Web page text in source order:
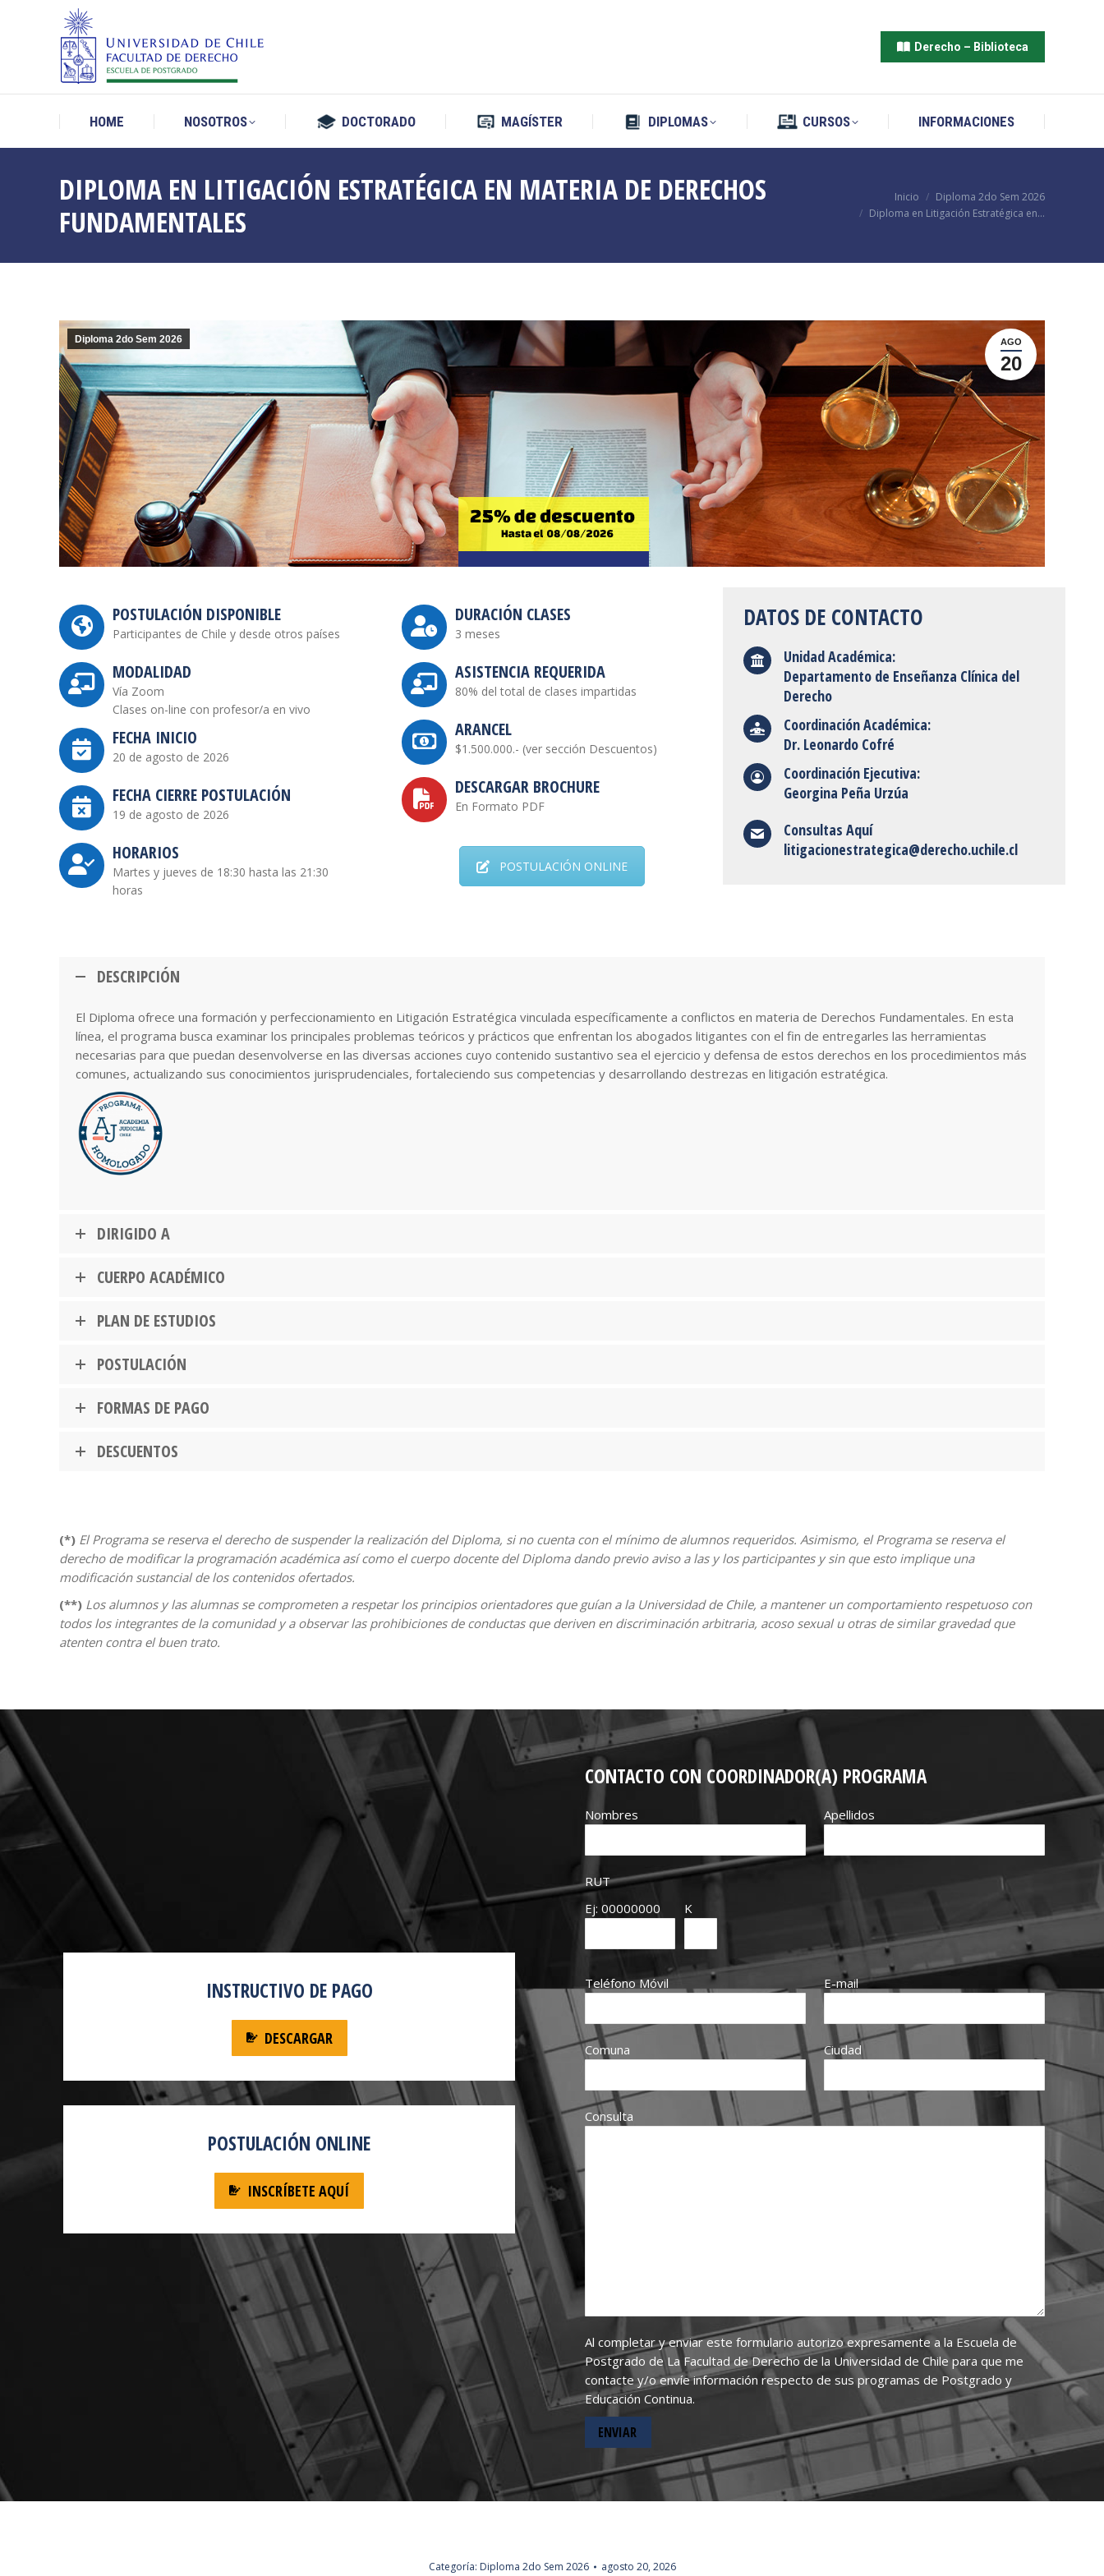
Derecho – Biblioteca
HOME NOSOTROS DOCTORADO MAGÍSTER DIPLOMAS CURSOS INFORMACIONES
DIPLOMA EN LITIGACIÓN ESTRATÉGICA EN MATERIA DE DERECHOS
FUNDAMENTALES
Inicio
Diploma 2do Sem 2026
Diploma en Litigación Estratégica en…
AGO
20
Diploma 2do Sem 2026
POSTULACIÓN DISPONIBLE
Participantes de Chile y desde otros países
MODALIDAD
Vía Zoom
Clases on-line con profesor/a en vivo
FECHA INICIO
20 de agosto de 2026
FECHA CIERRE POSTULACIÓN
19 de agosto de 2026
HORARIOS
Martes y jueves de 18:30 hasta las 21:30
horas
DURACIÓN CLASES
3 meses
ASISTENCIA REQUERIDA
80% del total de clases impartidas
ARANCEL
$1.500.000.- (ver sección Descuentos)
DESCARGAR BROCHURE
En Formato PDF
POSTULACIÓN ONLINE
DATOS DE CONTACTO
Unidad Académica:
Departamento de Enseñanza Clínica del
Derecho
Coordinación Académica:
Dr. Leonardo Cofré
Coordinación Ejecutiva:
Georgina Peña Urzúa
Consultas Aquí
litigacionestrategica@derecho.uchile.cl
DESCRIPCIÓN
El Diploma ofrece una formación y perfeccionamiento en Litigación Estratégica vinculada específicamente a conflictos en materia de Derechos Fundamentales. En esta
línea, el programa busca examinar los principales problemas teóricos y prácticos que enfrentan los abogados litigantes con el fin de entregarles las herramientas
necesarias para que puedan desenvolverse en las diversas acciones cuyo contenido sustantivo sea el ejercicio y defensa de estos derechos en los procedimientos más
comunes, actualizando sus conocimientos jurisprudenciales, fortaleciendo sus competencias y desarrollando destrezas en litigación estratégica.
DIRIGIDO A
CUERPO ACADÉMICO
PLAN DE ESTUDIOS
POSTULACIÓN
FORMAS DE PAGO
DESCUENTOS
(*) El Programa se reserva el derecho de suspender la realización del Diploma, si no cuenta con el mínimo de alumnos requeridos. Asimismo, el Programa se reserva el
derecho de modificar la programación académica así como el cuerpo docente del Diploma dando previo aviso a las y los participantes y sin que esto implique una
modificación sustancial de los contenidos ofertados.
(**) Los alumnos y las alumnas se comprometen a respetar los principios orientadores que guían a la Universidad de Chile, a mantener un comportamiento respetuoso con
todos los integrantes de la comunidad y a observar las prohibiciones de conductas que deriven en discriminación arbitraria, acoso sexual u otras de similar gravedad que
atenten contra el buen trato.
INSTRUCTIVO DE PAGO
DESCARGAR
POSTULACIÓN ONLINE
INSCRÍBETE AQUÍ
CONTACTO CON COORDINADOR(A) PROGRAMA
Nombres Apellidos
RUT
Ej: 00000000
K
Teléfono Móvil E-mail
Comuna Ciudad
Consulta
Al completar y enviar este formulario autorizo expresamente a la Escuela de
Postgrado de La Facultad de Derecho de la Universidad de Chile para que me
contacte y/o envíe información respecto de sus programas de Postgrado y
Educación Continua.
Categoría: Diploma 2do Sem 2026 agosto 20, 2026
HOME INFORMACIONES